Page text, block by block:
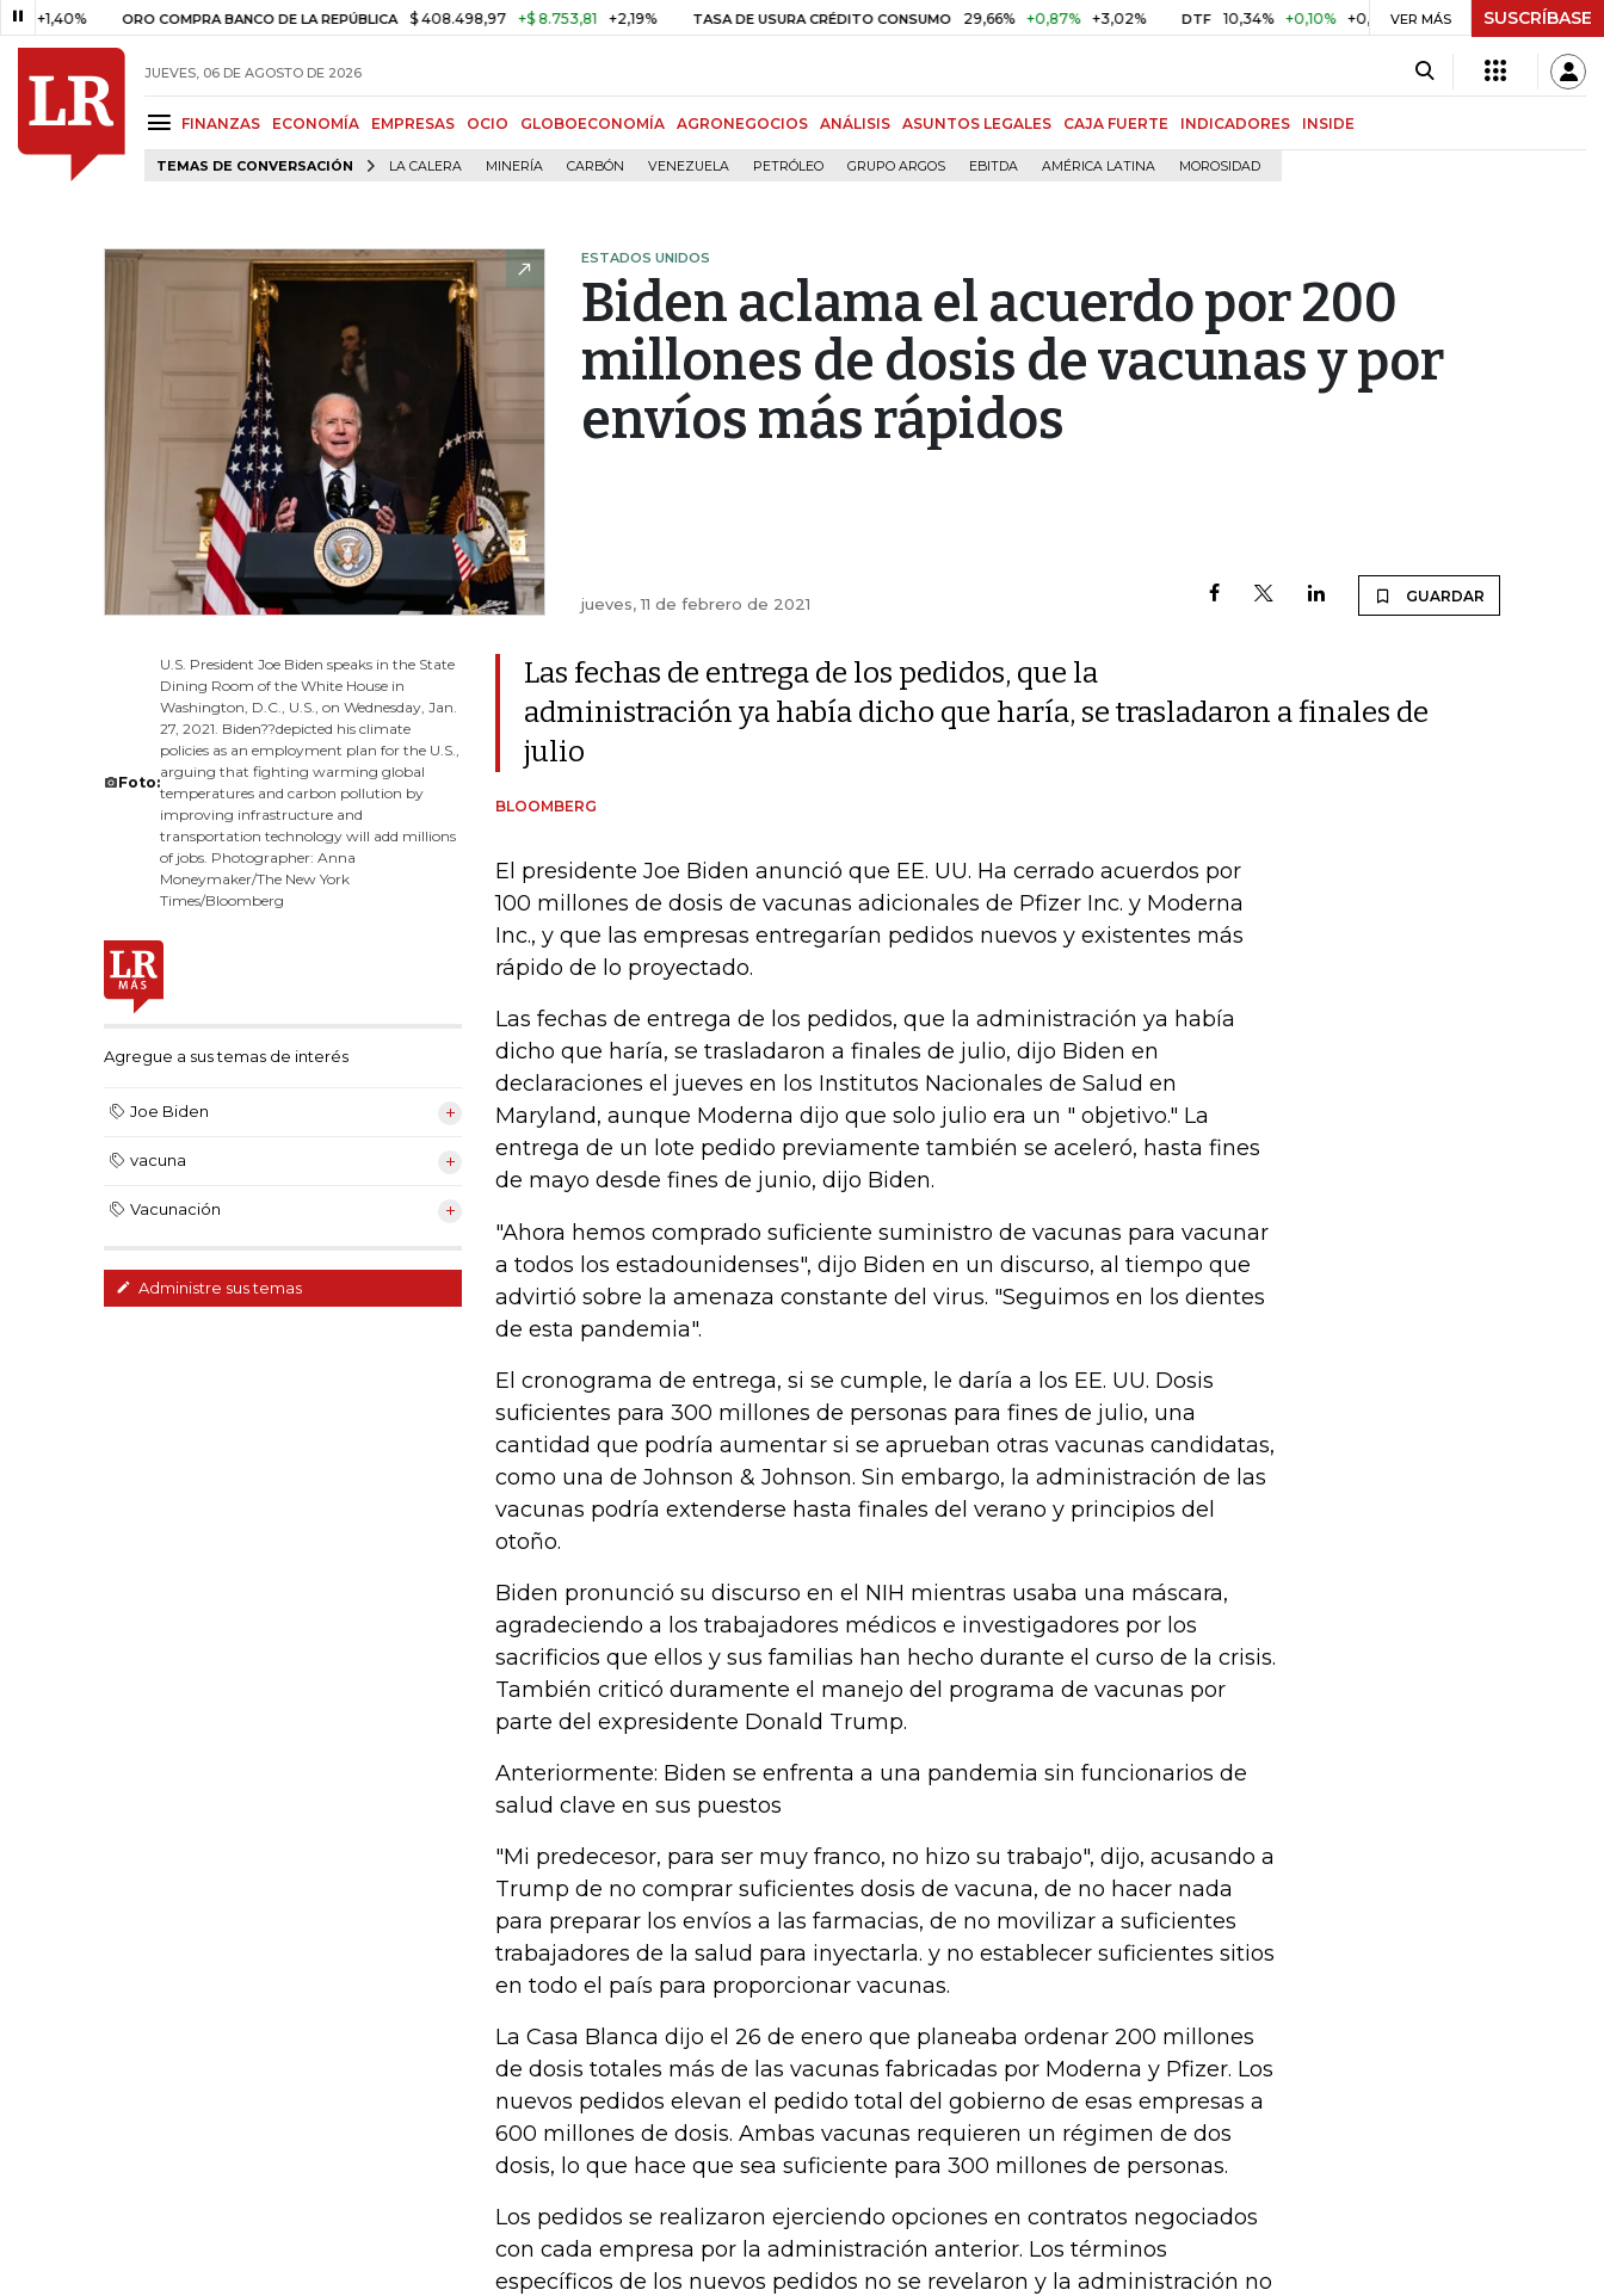
ORO COMPRA BANCO DE LA REPÚBLICA $ 408.498,97 +$ 8.753,81 +2,19% TASA DE USURA CRÉDITO CONSUMO 29,66% +0,87% +3,02% DTF 10,34% +0,10% +0,98% UVR $ 416,86 +$ 0,05 +0,01%
VER MÁS SUSCRÍBASE
JUEVES, 06 DE AGOSTO DE 2026
FINANZAS ECONOMÍA EMPRESAS OCIO GLOBOECONOMÍA AGRONEGOCIOS ANÁLISIS ASUNTOS LEGALES CAJA FUERTE INDICADORES INSIDE
TEMAS DE CONVERSACIÓN LA CALERA MINERÍA CARBÓN VENEZUELA PETRÓLEO GRUPO ARGOS EBITDA AMÉRICA LATINA MOROSIDAD
ESTADOS UNIDOS
Biden aclama el acuerdo por 200
millones de dosis de vacunas y por
envíos más rápidos
jueves, 11 de febrero de 2021 GUARDAR
Foto:
U.S. President Joe Biden speaks in the State
Dining Room of the White House in
Washington, D.C., U.S., on Wednesday, Jan.
27, 2021. Biden??depicted his climate
policies as an employment plan for the U.S.,
arguing that fighting warming global
temperatures and carbon pollution by
improving infrastructure and
transportation technology will add millions
of jobs. Photographer: Anna
Moneymaker/The New York
Times/Bloomberg
Agregue a sus temas de interés
Joe Biden
vacuna
Vacunación
Administre sus temas
Las fechas de entrega de los pedidos, que la
administración ya había dicho que haría, se trasladaron a finales de
julio
BLOOMBERG
El presidente Joe Biden anunció que EE. UU. Ha cerrado acuerdos por
100 millones de dosis de vacunas adicionales de Pfizer Inc. y Moderna
Inc., y que las empresas entregarían pedidos nuevos y existentes más
rápido de lo proyectado.
Las fechas de entrega de los pedidos, que la administración ya había
dicho que haría, se trasladaron a finales de julio, dijo Biden en
declaraciones el jueves en los Institutos Nacionales de Salud en
Maryland, aunque Moderna dijo que solo julio era un " objetivo." La
entrega de un lote pedido previamente también se aceleró, hasta fines
de mayo desde fines de junio, dijo Biden.
"Ahora hemos comprado suficiente suministro de vacunas para vacunar
a todos los estadounidenses", dijo Biden en un discurso, al tiempo que
advirtió sobre la amenaza constante del virus. "Seguimos en los dientes
de esta pandemia".
El cronograma de entrega, si se cumple, le daría a los EE. UU. Dosis
suficientes para 300 millones de personas para fines de julio, una
cantidad que podría aumentar si se aprueban otras vacunas candidatas,
como una de Johnson & Johnson. Sin embargo, la administración de las
vacunas podría extenderse hasta finales del verano y principios del
otoño.
Biden pronunció su discurso en el NIH mientras usaba una máscara,
agradeciendo a los trabajadores médicos e investigadores por los
sacrificios que ellos y sus familias han hecho durante el curso de la crisis.
También criticó duramente el manejo del programa de vacunas por
parte del expresidente Donald Trump.
Anteriormente: Biden se enfrenta a una pandemia sin funcionarios de
salud clave en sus puestos
"Mi predecesor, para ser muy franco, no hizo su trabajo", dijo, acusando a
Trump de no comprar suficientes dosis de vacuna, de no hacer nada
para preparar los envíos a las farmacias, de no movilizar a suficientes
trabajadores de la salud para inyectarla. y no establecer suficientes sitios
en todo el país para proporcionar vacunas.
La Casa Blanca dijo el 26 de enero que planeaba ordenar 200 millones
de dosis totales más de las vacunas fabricadas por Moderna y Pfizer. Los
nuevos pedidos elevan el pedido total del gobierno de esas empresas a
600 millones de dosis. Ambas vacunas requieren un régimen de dos
dosis, lo que hace que sea suficiente para 300 millones de personas.
Los pedidos se realizaron ejerciendo opciones en contratos negociados
con cada empresa por la administración anterior. Los términos
específicos de los nuevos pedidos no se revelaron y la administración no